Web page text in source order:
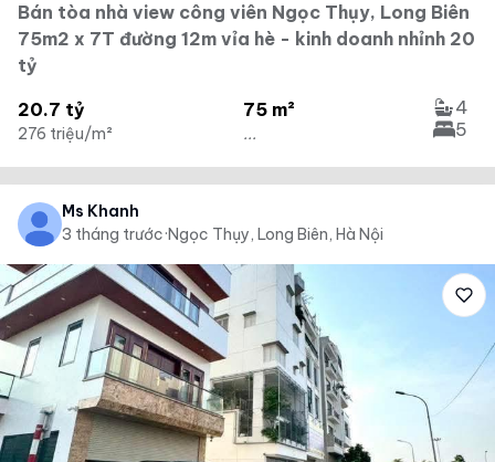
Bán tòa nhà view công viên Ngọc Thụy, Long Biên
75m2 x 7T đường 12m vỉa hè - kinh doanh nhỉnh 20
tỷ
20.7 tỷ
276 triệu/m²
75 m²
...
4
5
Ms Khanh
3 tháng trước·Ngọc Thụy, Long Biên, Hà Nội